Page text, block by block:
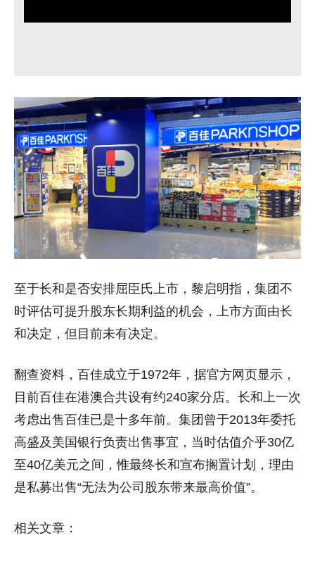
至于长和是否安排屈臣氏上市，黎启明指，集团不
时评估可提升股东长期利益的机会，上市方面由长
和决定，但目前未有决定。
翻查资料，百佳成立于1972年，据官方网页显示，
目前百佳在港澳合共设有约240家分店。长和上一次
考虑出售百佳已是十多年前。集团曾于2013年委托
高盛及美国银行负责出售事宜，当时估值介乎30亿
至40亿美元之间，惟最终长和宣布搁置计划，理由
是私募出售“无法为公司股东带来最高价值”。
相关文章：